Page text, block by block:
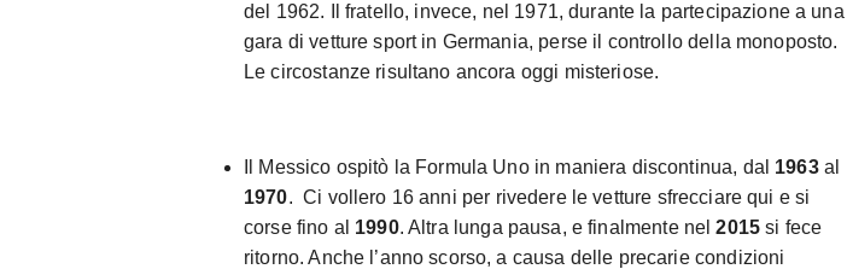
del 1962. Il fratello, invece, nel 1971, durante la partecipazione a una
gara di vetture sport in Germania, perse il controllo della monoposto.
Le circostanze risultano ancora oggi misteriose.
Il Messico ospitò la Formula Uno in maniera discontinua, dal 1963al
1970. Ci vollero 16 anni per rivedere le vetture sfrecciare qui e si
corse fino al 1990. Altra lunga pausa, e finalmente nel2015 si fece
ritorno. Anche l’anno scorso, a causa delle precarie condizioni